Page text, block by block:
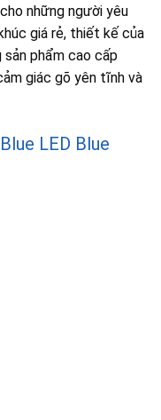
những người yêu
giá rẻ, thiết kế của
sản phẩm cao cấp
giác gõ yên tĩnh và
LED Blue